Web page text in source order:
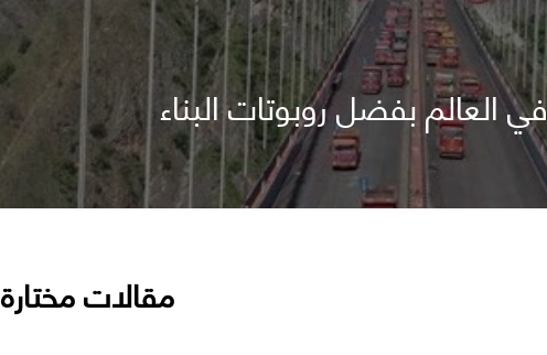
العالم بفضل روبوتات البناء
مقالات مختارة